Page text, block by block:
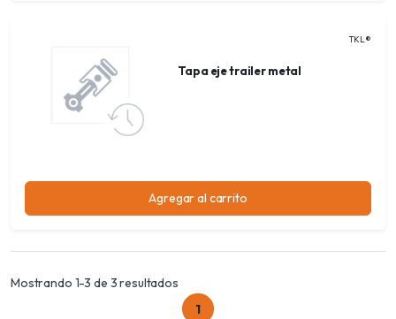
TKL®
Tapa eje trailer metal
Agregar al carrito
Mostrando 1-3 de 3 resultados
1